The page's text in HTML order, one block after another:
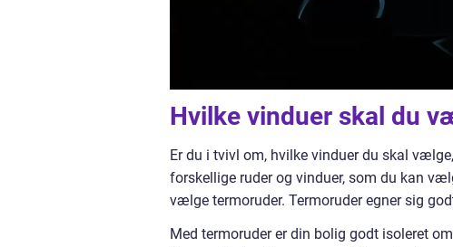
Hvilke vinduer skal du
Er du i tvivl om, hvilke vinduer du skal
forskellige ruder og vinduer, som du kan
vælge termoruder. Termoruder egner sig
Med termoruder er din bolig godt isoleret